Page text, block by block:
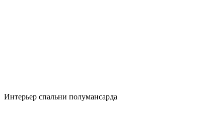
Интерьер спальни полумансарда